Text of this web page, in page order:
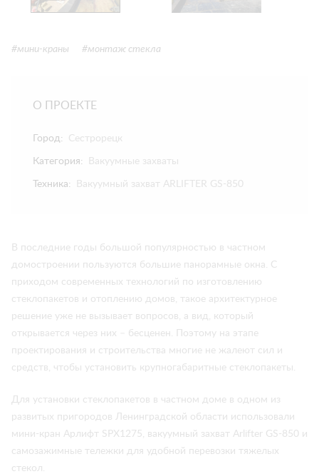
#мини-краны #монтаж стекла
О ПРОЕКТЕ
Город: Сестрорецк
Категория: Вакуумные захваты
Техника: Вакуумный захват ARLIFTER GS-850
В последние годы большой популярностью в частном
домостроении пользуются большие панорамные окна. С
приходом современных технологий по изготовлению
стеклопакетов и отоплению домов, такое архитектурное
решение уже не вызывает вопросов, а вид, который
открывается через них – бесценен. Поэтому на этапе
проектирования и строительства многие не жалеют сил и
средств, чтобы установить крупногабаритные стеклопакеты.
Для установки стеклопакетов в частном доме в одном из
развитых пригородов Ленинградской области использовали
мини-кран Арлифт SPX1275, вакуумный захват Arlifter GS-850 и
самозажимные тележки для удобной перевозки тяжелых
стекол.